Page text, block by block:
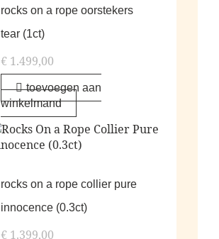
rocks on a rope oorstekers
tear (1ct)
€ 1.499,00
toevoegen aan
winkelmand
rocks on a rope collier pure
innocence (0.3ct)
€ 1.399,00